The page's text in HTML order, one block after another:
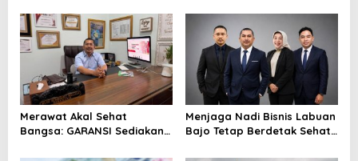
Hukum Gratis di Manggarai
Barat
Merawat Akal Sehat
Bangsa: GARANSI Sediakan
Menjaga Nadi Bisnis Labuan
Bajo Tetap Berdetak Sehat